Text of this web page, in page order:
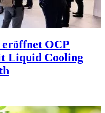
eröffnet OCP
Liquid Cooling